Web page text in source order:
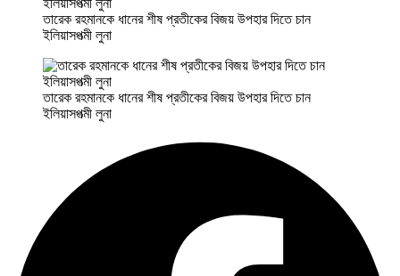
তারেক রহমানকে ধানের শীষ প্রতীকের বিজয় উপহার দিতে চান
ইলিয়াসপত্মী লুনা
তারেক রহমানকে ধানের শীষ প্রতীকের বিজয় উপহার দিতে চান
ইলিয়াসপত্মী লুনা